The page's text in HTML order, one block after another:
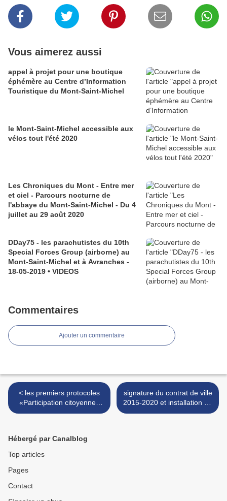
Vous aimerez aussi
appel à projet pour une boutique
éphémère au Centre d’Information
Touristique du Mont-Saint-Michel
le Mont-Saint-Michel accessible aux
vélos tout l'été 2020
Les Chroniques du Mont - Entre mer
et ciel - Parcours nocturne de
l'abbaye du Mont-Saint-Michel - Du 4
juillet au 29 août 2020
DDay75 - les parachutistes du 10th
Special Forces Group (airborne) au
Mont-Saint-Michel et à Avranches -
18-05-2019 • VIDEOS
Commentaires
Ajouter un commentaire
< les premiers protocoles
«Participation citoyenne»
de la Manche signés à
signature du contrat de ville
2015-2020 et installation du
conseil citoyen à Avranches
Hébergé par Canalblog
Top articles
Pages
Contact